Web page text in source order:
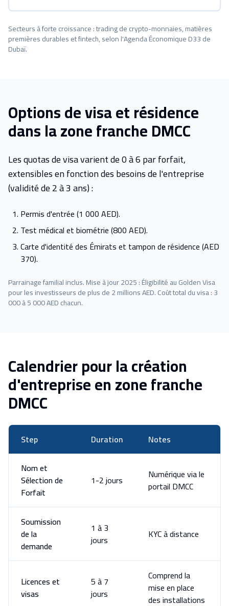
Secteurs à forte croissance : trading de crypto-monnaies, matières
premières durables et fintech, selon l'Agenda Économique D33 de
Dubaï.
Options de visa et résidence
dans la zone franche DMCC
Les quotas de visa varient de 0 à 6 par forfait,
extensibles en fonction des besoins de l'entreprise
(validité de 2 à 3 ans) :
Permis d'entrée (1 000 AED).
Test médical et biométrie (800 AED).
Carte d'identité des Émirats et tampon de résidence (AED
370).
Parrainage familial inclus. Mise à jour 2025 : Éligibilité au Golden Visa
pour les investisseurs de plus de 2 millions AED. Coût total du visa : 3
000 à 5 000 AED chacun.
Calendrier pour la création
d'entreprise en zone franche
DMCC
Step Duration
Notes
Nom et
Sélection de
Forfait
1-2 jours
Numérique via le
portail DMCC
Soumission
de la
demande
1 à 3
jours
KYC à distance
Licences et
visas
5 à 7
jours
Comprend la
mise en place
des installations